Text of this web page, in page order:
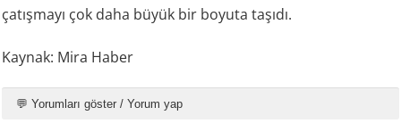
çatışmayı çok daha büyük bir boyuta taşıdı.
Kaynak: Mira Haber
💬 Yorumları göster / Yorum yap